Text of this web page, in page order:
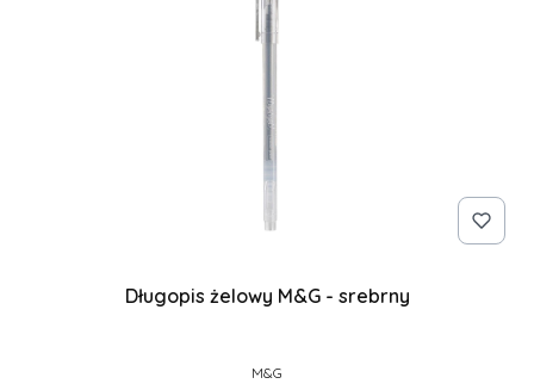
Długopis żelowy M&G - srebrny
PRODUCENT
M&G